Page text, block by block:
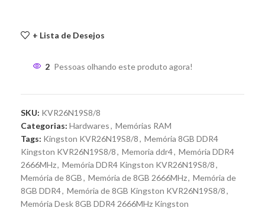
+ Lista de Desejos
2 Pessoas olhando este produto agora!
SKU: KVR26N19S8/8
Categorias: Hardwares, Memórias RAM
Tags: Kingston KVR26N19S8/8, Memória 8GB DDR4
Kingston KVR26N19S8/8, Memoria ddr4, Memória DDR4
2666MHz, Memória DDR4 Kingston KVR26N19S8/8,
Memória de 8GB, Memória de 8GB 2666MHz, Memória de
8GB DDR4, Memória de 8GB Kingston KVR26N19S8/8,
Memória Desk 8GB DDR4 2666MHz Kingston